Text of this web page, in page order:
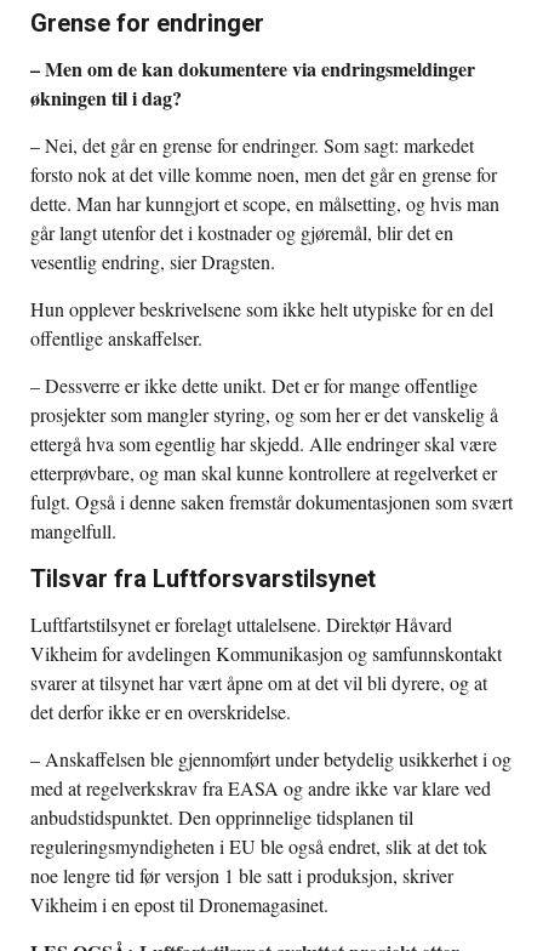
Grense for endringer
– Men om de kan dokumentere via endringsmeldinger
økningen til i dag?
– Nei, det går en grense for endringer. Som sagt: markedet
forsto nok at det ville komme noen, men det går en grense for
dette. Man har kunngjort et scope, en målsetting, og hvis man
går langt utenfor det i kostnader og gjøremål, blir det en
vesentlig endring, sier Dragsten.
Hun opplever beskrivelsene som ikke helt utypiske for en del
offentlige anskaffelser.
– Dessverre er ikke dette unikt. Det er for mange offentlige
prosjekter som mangler styring, og som her er det vanskelig å
ettergå hva som egentlig har skjedd. Alle endringer skal være
etterprøvbare, og man skal kunne kontrollere at regelverket er
fulgt. Også i denne saken fremstår dokumentasjonen som svært
mangelfull.
Tilsvar fra Luftforsvarstilsynet
Luftfartstilsynet er forelagt uttalelsene. Direktør Håvard
Vikheim for avdelingen Kommunikasjon og samfunnskontakt
svarer at tilsynet har vært åpne om at det vil bli dyrere, og at
det derfor ikke er en overskridelse.
– Anskaffelsen ble gjennomført under betydelig usikkerhet i og
med at regelverkskrav fra EASA og andre ikke var klare ved
anbudstidspunktet. Den opprinnelige tidsplanen til
reguleringsmyndigheten i EU ble også endret, slik at det tok
noe lengre tid før versjon 1 ble satt i produksjon, skriver
Vikheim i en epost til Dronemagasinet.